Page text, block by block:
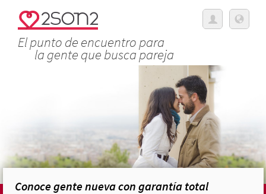
El punto de encuentro para
la gente que busca pareja
Conoce gente nueva con garantía total